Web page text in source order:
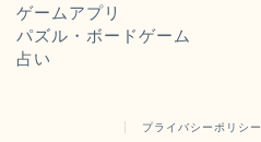
ゲームアプリ
パズル・ボードゲーム
占い
プライバシーポリシー